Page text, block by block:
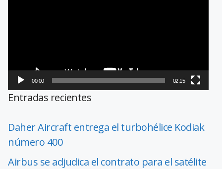
00:00 02:15
Entradas recientes
Daher Aircraft entrega el turbohélice Kodiak
número 400
Airbus se adjudica el contrato para el satélite